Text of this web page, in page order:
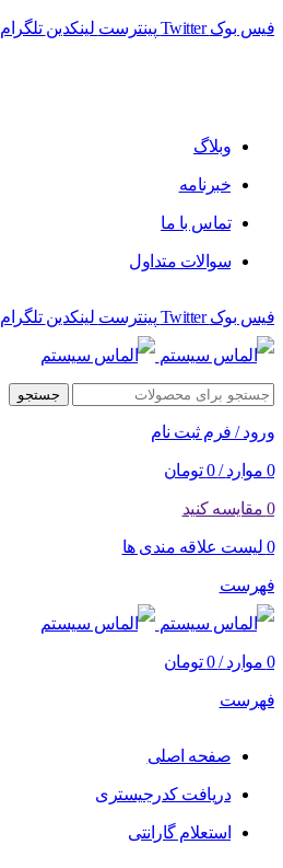
فیس بوک Twitter پینترست لینکدین تلگرام
وبلاگ
خبرنامه
تماس با ما
سوالات متداول
فیس بوک Twitter پینترست لینکدین تلگرام
جستجو
ورود / فرم ثبت نام
0 موارد /
0 تومان
0 مقایسه کنید
0 لیست علاقه مندی ها
فهرست
0 موارد /
0 تومان
فهرست
صفحه اصلی
دریافت کدرجیستری
استعلام گارانتی